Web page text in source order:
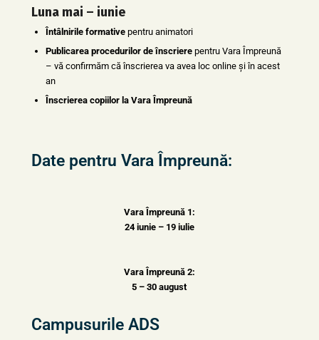
Luna mai – iunie
Întâlnirile formativepentru animatori
Publicarea procedurilor de înscrierepentru Vara Împreună
– vă confirmăm că înscrierea va avea loc online și în acest
an
Înscrierea copiilor la Vara Împreună
Date pentru Vara Împreună:
Vara Împreună 1:
24 iunie – 19 iulie
Vara Împreună 2:
5 – 30 august
Campusurile ADS